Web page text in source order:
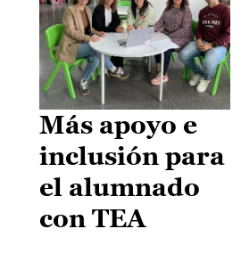
Más apoyo e
inclusión para
el alumnado
con TEA